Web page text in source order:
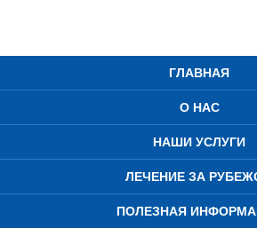
ГЛАВНАЯ
О НАС
НАШИ УСЛУГИ
ЛЕЧЕНИЕ ЗА
ПОЛЕЗНАЯ